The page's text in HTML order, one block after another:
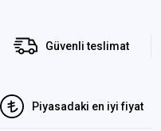
Güvenli teslimat
Piyasadaki en iyi fiyat